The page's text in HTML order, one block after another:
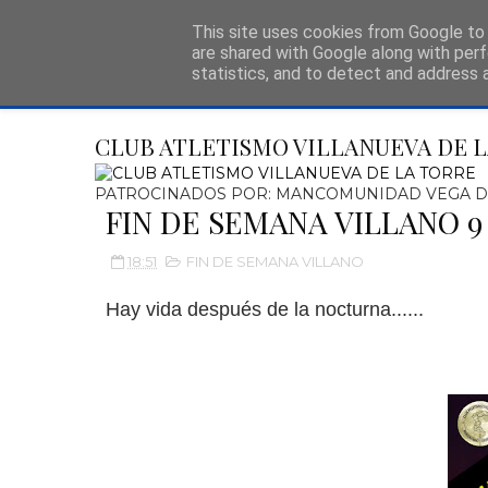
PATROCINADOS
CLUB ATLETISMO VILLANUEVA DE
PATROCINADOS POR: MANCOMUNIDAD VEGA
FIN DE SEMANA VILLANO
18:51 FIN DE SEMANA VILLANO
Hay vida después de la nocturna......
This site uses cookies from Google
are shared with Google along with
statistics, and to detect and address